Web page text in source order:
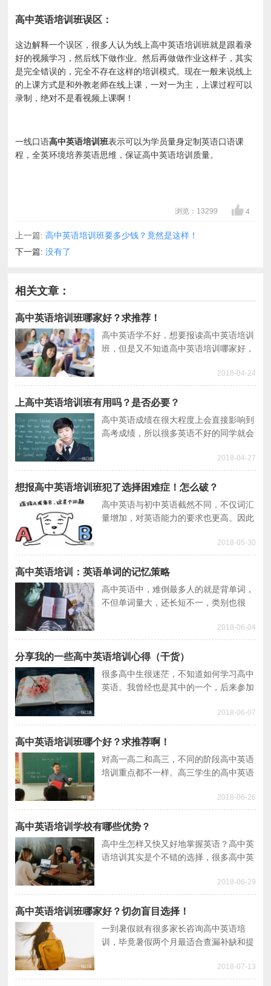
高中英语培训班误区：
这边解释一个误区，很多人认为线上高中英语培训班就是跟着录
好的视频学习，然后线下做作业。然后再做做作业这样子，其实
是完全错误的，完全不存在这样的培训模式。现在一般来说线上
的上课方式是和外教老师在线上课，一对一为主，上课过程可以
录制，绝对不是看视频上课啊！
一线口语高中英语培训班表示可以为学员量身定制英语口语课
程，全英环境培养英语思维，保证高中英语培训质量。
浏览：13299 4
上一篇:高中英语培训班要多少钱？竟然是这样！
下一篇:没有了
相关文章：
高中英语培训班哪家好？求推荐！
高中英语学不好，想要报读高中英语培训
班，但是又不知道高中英语培训哪家好，
在选择高中英语培训时的经验之谈，希望
可以供您参考！
2018-04-24
上高中英语培训班有用吗？是否必要？
高中英语成绩在很大程度上会直接影响到
高考成绩，所以很多英语不好的同学就会
班真的有用吗？是否有必要呢？本文将为
你解答。
2018-04-27
想报高中英语培训班犯了选择困难症！怎么破？
高中英语与初中英语截然不同，不仅词汇
量增加，对英语能力的要求也更高。因此
现在高中英语培训班五花八门，应该怎么
选择呢？
2018-05-30
高中英语培训：英语单词的记忆策略
高中英语中，难倒最多人的就是背单词，
不但单词量大，还长短不一，类别也很
一些有利于提高单词记忆的方法，减轻我
们的单词记忆压力。
2018-06-04
分享我的一些高中英语培训心得（干货）
很多高中生很迷茫，不知道如何学习高中
英语。我曾经也是其中的一个，后来参加
的方向。下面就给大家分享我的高中英语
培训心得。
2018-06-07
高中英语培训班哪个好？求推荐啊！
对高一高二和高三，不同的阶段高中英语
培训重点都不一样。高三学生的高中英语
题。而对于高一、二的学生，可通过高中
英语培训提高英语综合能力，不局限在应
试上。那哪个高中英语培训班比较好呢？
2018-06-26
高中英语培训学校有哪些优势？
高中生怎样又快又好地掌握英语？高中英
语培训其实是个不错的选择，很多高中英
试学校的课堂，高中英语培训学校都有哪
些优势呢？
2018-06-29
高中英语培训班哪家好？切勿盲目选择！
一到暑假就有很多家长咨询高中英语培
训，毕竟暑假两个月最适合查漏补缺和提
2018-07-13